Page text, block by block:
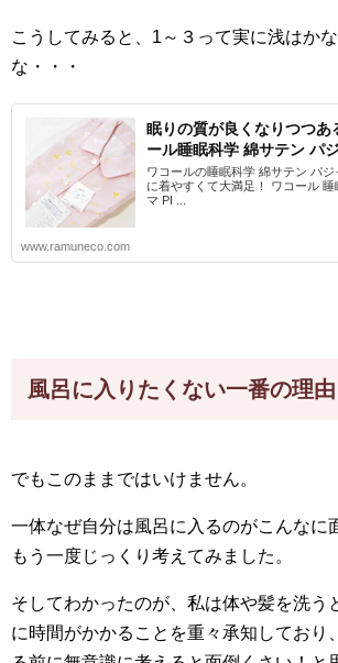
こうしてみると、1～３って実に浅はか
な・・・
眠りの質が良くなりつつあ
ール睡眠科学 綿サテン パ
ワコールの睡眠科学 綿サテン パ
に着やすくて大満足！ ワコール
マ PI ...
www.ramuneco.com
風呂に入りたくない一番の理由
でもこのままではいけません。
一体なぜ自分は風呂に入るのがこんなに
もう一度じっくり考えてみました。
そしてわかったのが、私は体や髪を洗う
に時間がかかることを重々承知しており